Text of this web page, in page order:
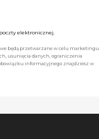
elektronicznej.
będą przetwarzane w celu marketingu
usunięcia danych, ograniczenia
informacyjnego znajdziesz w